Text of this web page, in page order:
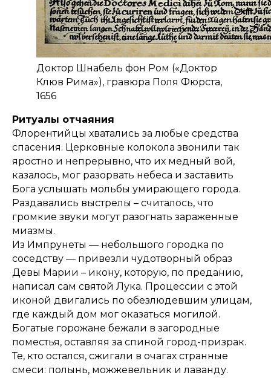
Доктор Шнабель фон Ром («Доктор
Клюв Рима»), гравюра Поля Фюрста,
1656
Ритуалы отчаяния
Флорентийцы хватались за любые средства
спасения. Церковные колокола звонили так
яростно и непрерывно, что их медный вой,
казалось, мог разорвать небеса и заставить
Бога услышать мольбы умирающего города.
Раздавались выстрелы – считалось, что
громкие звуки могут разогнать зараженные
миазмы.
Из Импрунеты — небольшого городка по
соседству — привезли чудотворный образ
Девы Марии – икону, которую, по преданию,
написал сам святой Лука. Процессии с этой
иконой двигались по обезлюдевшим улицам,
где каждый дом мог оказаться могилой.
Богатые горожане бежали в загородные
поместья, оставляя за спиной город-призрак.
Те, кто остался, сжигали в очагах странные
смеси: полынь, можжевельник и лаванду.